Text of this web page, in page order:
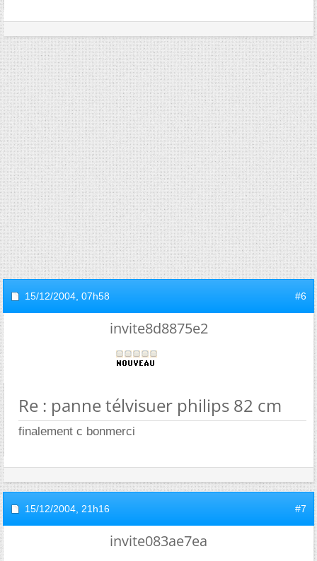
15/12/2004, 07h58 #6
invite8d8875e2
Re : panne télvisuer philips 82 cm
finalement c bonmerci
15/12/2004, 21h16 #7
invite083ae7ea